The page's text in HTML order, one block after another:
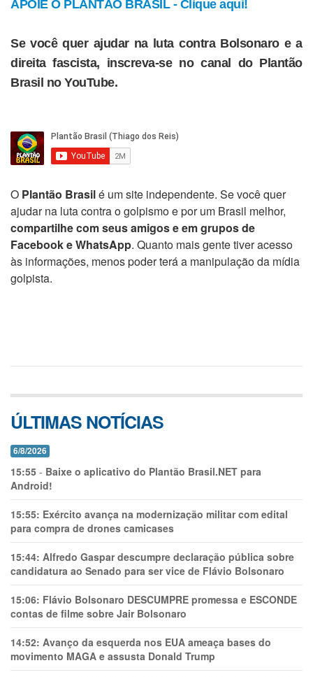
APOIE O PLANTÃO BRASIL - Clique aqui!
Se você quer ajudar na luta contra Bolsonaro e a
direita fascista, inscreva-se no canal do Plantão
Brasil no YouTube.
O Plantão Brasilé um site independente. Se você quer
ajudar na luta contra o golpismo e por um Brasil melhor,
compartilhe com seus amigos e em grupos de
Facebook e WhatsApp. Quanto mais gente tiver acesso
às informações, menos poder terá a manipulação da mídia
golpista.
ÚLTIMAS NOTÍCIAS
6/8/2026
15:55 - Baixe o aplicativo do Plantão Brasil.NET para
Android!
15:55: Exército avança na modernização militar com edital
para compra de drones camicases
15:44: Alfredo Gaspar descumpre declaração pública sobre
candidatura ao Senado para ser vice de Flávio Bolsonaro
15:06: Flávio Bolsonaro DESCUMPRE promessa e ESCONDE
contas de filme sobre Jair Bolsonaro
14:52: Avanço da esquerda nos EUA ameaça bases do
movimento MAGA e assusta Donald Trump